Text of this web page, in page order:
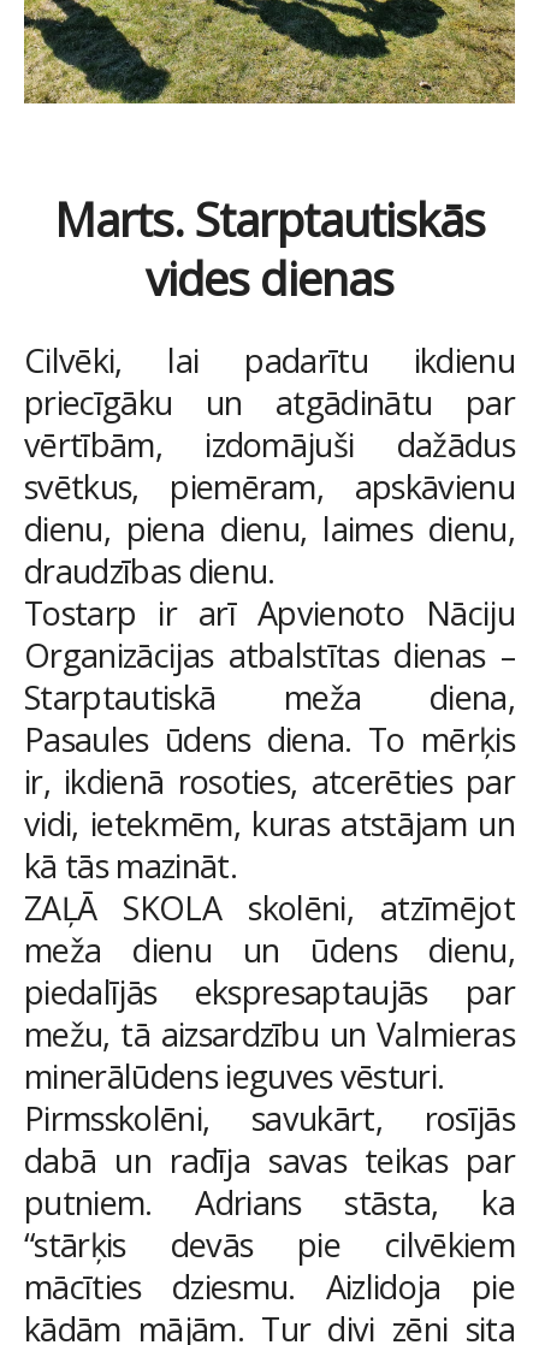
Marts. Starptautiskās
vides dienas
Cilvēki, lai padarītu ikdienu
priecīgāku un atgādinātu par
vērtībām, izdomājuši dažādus
svētkus, piemēram, apskāvienu
dienu, piena dienu, laimes dienu,
draudzības dienu.
Tostarp ir arī Apvienoto Nāciju
Organizācijas atbalstītas dienas –
Starptautiskā meža diena,
Pasaules ūdens diena. To mērķis
ir, ikdienā rosoties, atcerēties par
vidi, ietekmēm, kuras atstājam un
kā tās mazināt.
ZAĻĀ SKOLA skolēni, atzīmējot
meža dienu un ūdens dienu,
piedalījās ekspresaptaujās par
mežu, tā aizsardzību un Valmieras
minerālūdens ieguves vēsturi.
Pirmsskolēni, savukārt, rosījās
dabā un radīja savas teikas par
putniem. Adrians stāsta, ka
“stārķis devās pie cilvēkiem
mācīties dziesmu. Aizlidoja pie
kādām mājām. Tur divi zēni sita